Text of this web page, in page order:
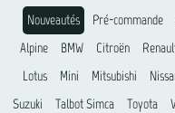
Nouveautés Pré-commande
Alpine
BMW Citroën
Lotus
Mini Mitsubishi
Suzuki
Talbot Simca Toyota